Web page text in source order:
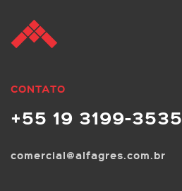
CONTATO
+55 19 3199-3535
comercial@alfagres.com.br